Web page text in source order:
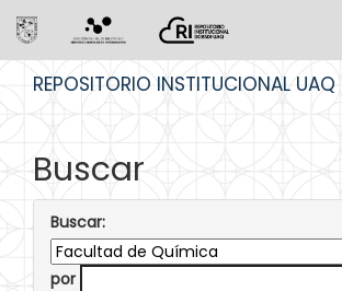
REPOSITORIO INSTITUCIONAL UAQ
Buscar
Buscar:
por